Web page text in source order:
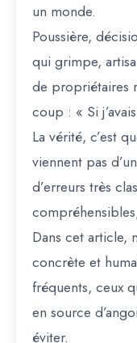
un monde.
Poussière,
qui grimpe,
de propriétaires
coup : « Si
La vérité, c’est
viennent pas
d’erreurs très
Dans cet article,
concrète et
fréquents, ceux
en source
éviter.